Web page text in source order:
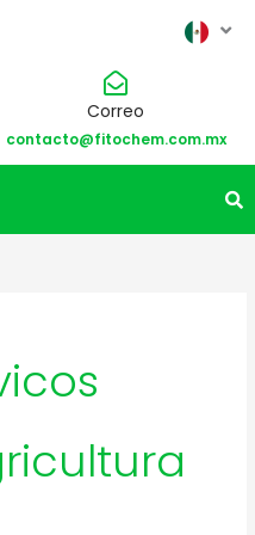
Correo
contacto@fitochem.com.mx